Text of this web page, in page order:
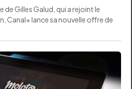
de Gilles Galud, qui a rejoint le
Canal+ lance sa nouvelle offre de